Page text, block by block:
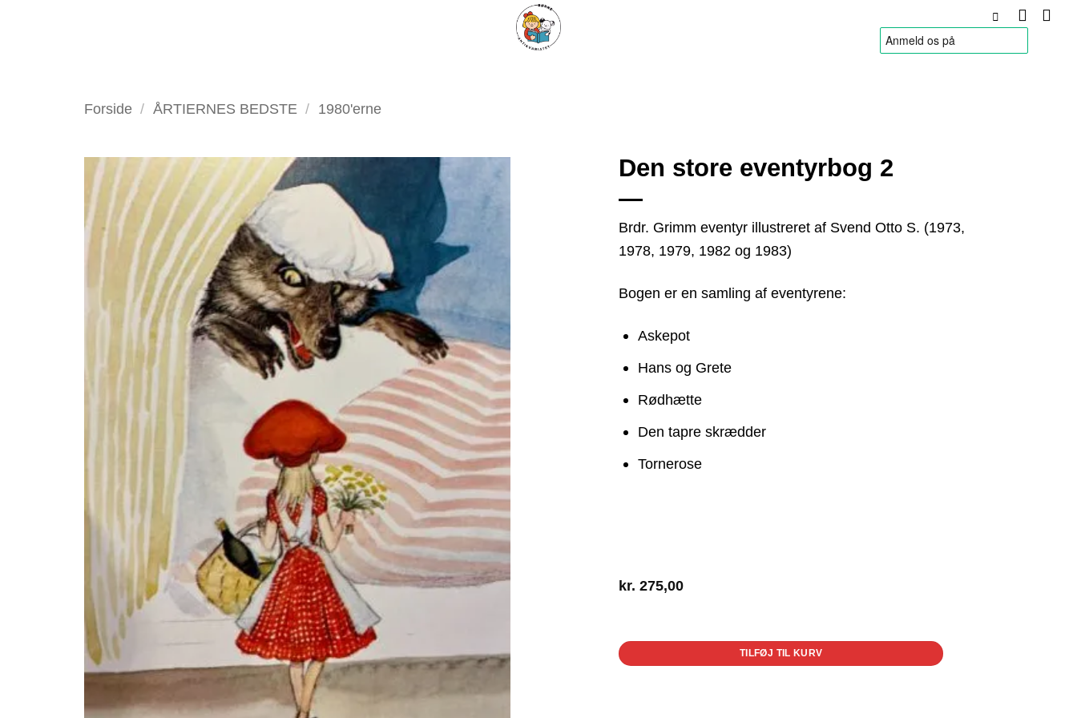
Forside / ÅRTIERNES BEDSTE / 1980'erne
favorit
Den store eventyrbog 2
Brdr. Grimm eventyr illustreret af Svend Otto S. (1973,
1978, 1979, 1982 og 1983)
Bogen er en samling af eventyrene:
Askepot
Hans og Grete
Rødhætte
Den tapre skrædder
Tornerose
kr. 275,00
TILFØJ TIL KURV